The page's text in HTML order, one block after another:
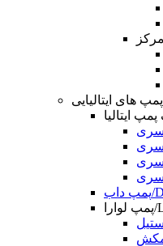
پمپ های ایتالیایی